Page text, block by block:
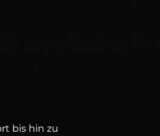
bis hin zu